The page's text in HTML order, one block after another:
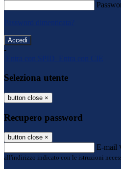
Password dimenticata?
-
Entra con SPID
Entra con CIE
Seleziona utente
button close ×
Recupero password
button close ×
E-mail
all'indirizzo indicato con le istruzioni